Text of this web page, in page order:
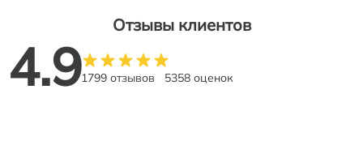
Отзывы клиентов
4.91799 отзывов 5358 оценок